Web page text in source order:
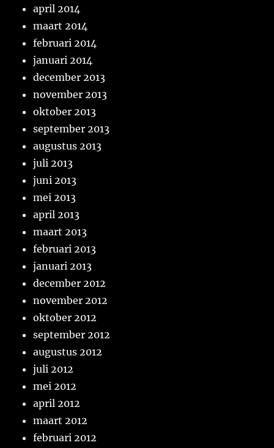
april 2014
maart 2014
februari 2014
januari 2014
december 2013
november 2013
oktober 2013
september 2013
augustus 2013
juli 2013
juni 2013
mei 2013
april 2013
maart 2013
februari 2013
januari 2013
december 2012
november 2012
oktober 2012
september 2012
augustus 2012
juli 2012
mei 2012
april 2012
maart 2012
februari 2012